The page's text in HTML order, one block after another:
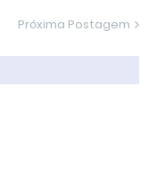
Próxima Postagem